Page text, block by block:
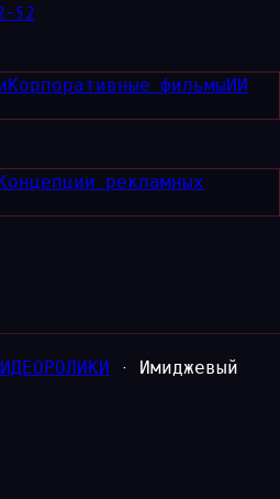
52
Корпоративные фильмыИИ
Концепции рекламных
· Имиджевый